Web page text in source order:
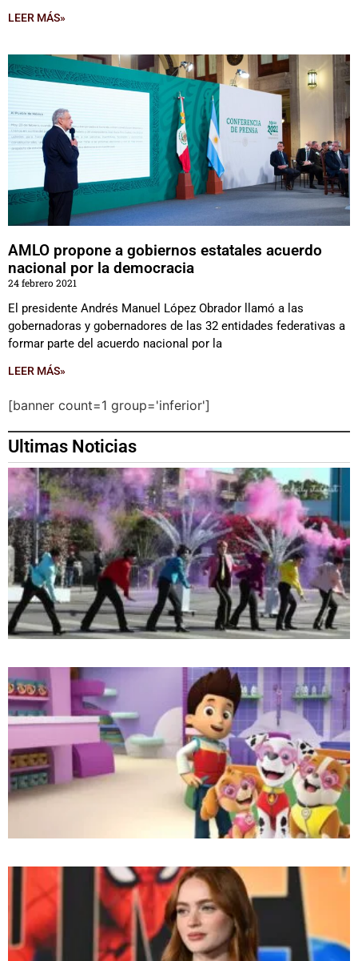
LEER MÁS»
AMLO propone a gobiernos estatales acuerdo
nacional por la democracia
24 febrero 2021
El presidente Andrés Manuel López Obrador llamó a las
gobernadoras y gobernadores de las 32 entidades federativas a
formar parte del acuerdo nacional por la
LEER MÁS»
[banner count=1 group='inferior']
Ultimas Noticias